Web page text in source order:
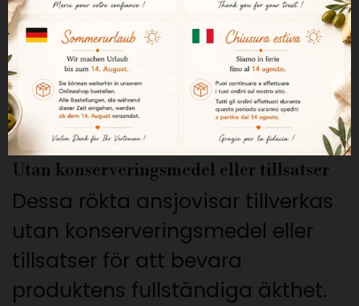
Rökningen sker
hantverksmässigt med lokala
ädelträslag för att få en subtil
rökarom som perfekt bevarar
fiskens kvalitet.
Utan konserveringsmedel eller tillsatser
Dessa rökta ansjovisar tillverkas
utan konserveringsmedel eller
tillsatser för att bevara
produktens fullständiga äkthet.